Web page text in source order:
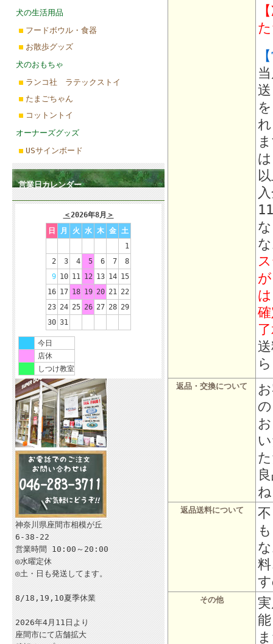
犬の生活用品
フードボウル・食器
お散歩グッズ
犬のおもちゃ
ランコ社 ラテックストイ
たまごちゃん
コットントイ
オーナーズグッズ
USサインボード
営業日カレンダー
＜2026年8月 ＞
日
月 火 水 木 金
土
1
2
3 4 5 6 7
8
9 10 11 12 13 14 15
16 17 18 19 20 21 22
23 24 25 26 27 28 29
30 31
今日
店休
しつけ教室
神奈川県座間市相模が丘
6-38-22
営業時間 10:00～20:00
◎水曜定休
◎土・日も発送してます。
8/18,19,10夏季休業
2026年4月11日より
座間市にて店舗拡大
返品・交換について
返品送料について
その他